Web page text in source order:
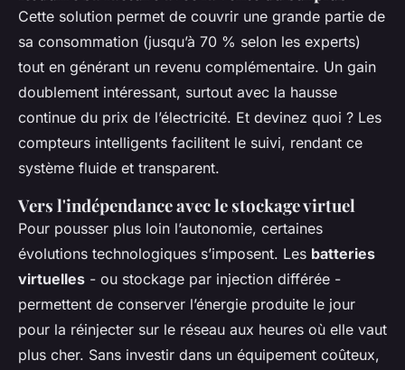
Cette solution permet de couvrir une grande partie de
sa consommation (jusqu’à 70 % selon les experts)
tout en générant un revenu complémentaire. Un gain
doublement intéressant, surtout avec la hausse
continue du prix de l’électricité. Et devinez quoi ? Les
compteurs intelligents facilitent le suivi, rendant ce
système fluide et transparent.
Vers l'indépendance avec le stockage virtuel
Pour pousser plus loin l’autonomie, certaines
évolutions technologiques s’imposent. Les batteries
virtuelles - ou stockage par injection différée -
permettent de conserver l’énergie produite le jour
pour la réinjecter sur le réseau aux heures où elle vaut
plus cher. Sans investir dans un équipement coûteux,